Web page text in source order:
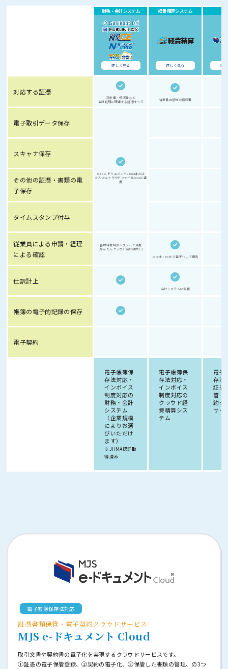
財務・会計システム 経費精算システム
詳しく見る 詳しく見る 詳
対応する証憑
請求書・領収書など
会計処理に関連する証憑すべて
従業員立替分の領収書
電子取引データ保存
MJS e-ドキュメントCloudまたは
かんたんクラウドファイルBOXと連
携
スキャナ保存
その他の証憑・書類の電
子保存
タイムスタンプ付与
従業員による申請・経理
による確認
各種経費精算システムと連携
（かんたんクラウド会計は除く）
スマホ・PCから電子化して申請
仕訳計上
会計システムに連携
帳簿の電子的記録の保存
電子契約
電子帳簿保
存法対応・
インボイス
制度対応の
財務・会計
システム
（企業規模
によりお選
びいただけ
ます）
※JIIMA認証取
得済み
電子帳簿保
存法対応・
インボイス
制度対応の
クラウド経
費精算シス
テム
電子
存法
証憑
管・
約ク
サー
電子帳簿保存法対応
証憑書類保管・電子契約クラウドサービス
MJS e-ドキュメント Cloud
取引文書や契約書の電子化を実現するクラウドサービスです。
①証憑の電子保管登録、②契約の電子化、③保管した書類の管理、の3つ